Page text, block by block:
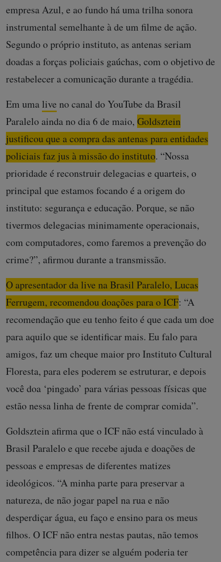
empresa Azul, e ao fundo há uma trilha sonora
instrumental semelhante à de um filme de ação.
Segundo o próprio instituto, as antenas seriam
doadas a forças policiais gaúchas, com o objetivo de
restabelecer a comunicação durante a tragédia.
Em uma live no canal do YouTube da Brasil
Paralelo ainda no dia 6 de maio, Goldsztein
justificou que a compra das antenas para entidades
policiais faz jus à missão do instituto. “Nossa
prioridade é reconstruir delegacias e quarteis, o
principal que estamos focando é a origem do
instituto: segurança e educação. Porque, se não
tivermos delegacias minimamente operacionais,
com computadores, como faremos a prevenção do
crime?”, afirmou durante a transmissão.
O apresentador da live na Brasil Paralelo, Lucas
Ferrugem, recomendou doações para o ICF: “A
recomendação que eu tenho feito é que cada um doe
para aquilo que se identificar mais. Eu falo para
amigos, faz um cheque maior pro Instituto Cultural
Floresta, para eles poderem se estruturar, e depois
você doa ‘pingado’ para várias pessoas físicas que
estão nessa linha de frente de comprar comida”.
Goldsztein afirma que o ICF não está vinculado à
Brasil Paralelo e que recebe ajuda e doações de
pessoas e empresas de diferentes matizes
ideológicos. “A minha parte para preservar a
natureza, de não jogar papel na rua e não
desperdiçar água, eu faço e ensino para os meus
filhos. O ICF não entra nestas pautas, não temos
competência para dizer se alguém poderia ter